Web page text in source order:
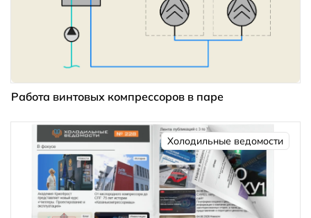
Работа винтовых компрессоров в паре
Холодильные ведомости